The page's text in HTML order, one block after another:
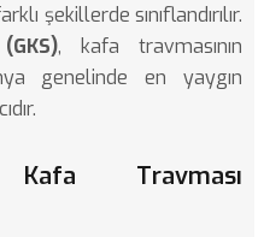
şekillerde sınıflandırılır.
, kafa travmasının
genelinde en yaygın
Travması